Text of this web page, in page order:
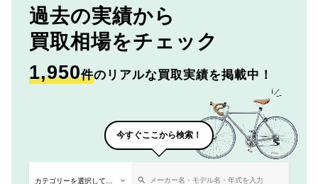
過去の実績から
買取相場をチェック
1,950件のリアルな買取実績を掲載中！
今すぐここから検索！